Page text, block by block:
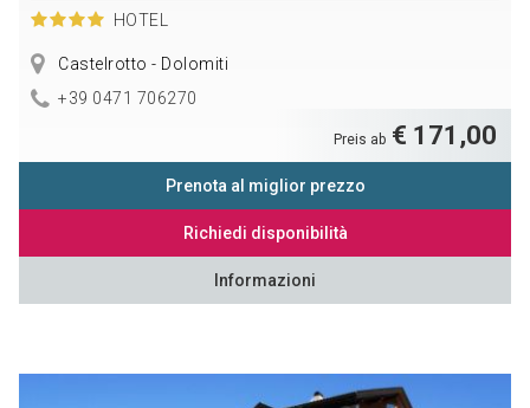
HOTEL
Castelrotto - Dolomiti
+39 0471 706270
Preis ab € 171,00
Prenota al miglior prezzo
Richiedi disponibilità
Informazioni